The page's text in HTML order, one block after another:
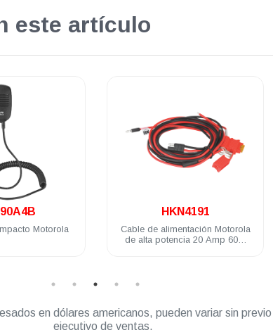
este artículo
.
Motorola
HKN4191
Cable de alimentación Motorola
de alta potencia 20 Amp 60W
en dólares americanos, pueden variar sin
ejecutivo de ventas.